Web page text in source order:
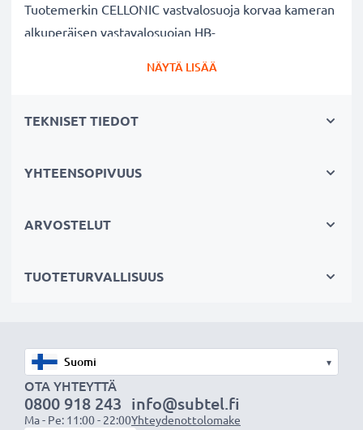
Tuotemerkin CELLONIC vastvalosuoja korvaa kameran
alkuperäisen vastavalosuojan HB-
bajonetti tuotemerkiltä CELLONIC
✔ Lisää värien syvyyttä, kontrastia ja yksityiskohtia
✔ Suojaa linssiä sateelta, pölyltä sekä muilta tahroilta
vastavalosuojaa
✔ Vastavalosuoja muotokuva- ja teleobjektiiveille
✔ Voidaan yhdistää linssisuojukseen, objektiivin
suojukseen tai suotimiin
NÄYTÄ LISÄÄ
TEKNISET TIEDOT
YHTEENSOPIVUUS
ARVOSTELUT
TUOTETURVALLISUUS
▾
OTA YHTEYTTÄ
0800 918 243
Ma - Pe: 11:00 - 22:00
info@subtel.fi
Yhteydenottolomake